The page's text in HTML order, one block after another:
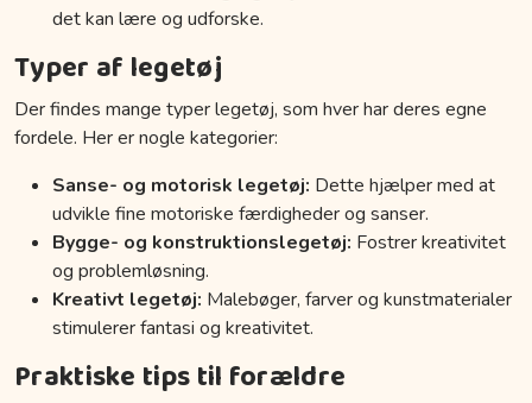
det kan lære og udforske.
Typer af legetøj
Der findes mange typer legetøj, som hver har deres egne
fordele. Her er nogle kategorier:
Sanse- og motorisk legetøj: Dette hjælper med at
udvikle fine motoriske færdigheder og sanser.
Bygge- og konstruktionslegetøj: Fostrer kreativitet
og problemløsning.
Kreativt legetøj: Malebøger, farver og kunstmaterialer
stimulerer fantasi og kreativitet.
Praktiske tips til forældre